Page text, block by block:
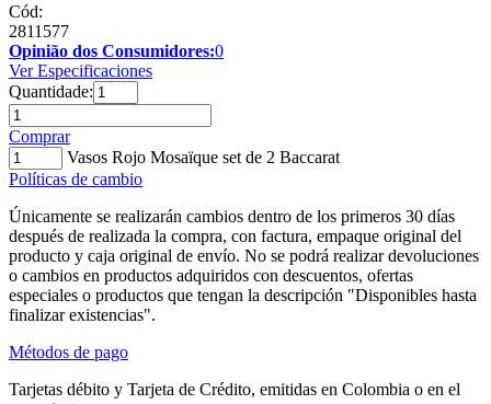
Cód:
2811577
Opinião dos Consumidores:0
Ver Especificaciones
Quantidade:
Comprar
Vasos Rojo Mosaïque set de 2 Baccarat
Políticas de cambio
Únicamente se realizarán cambios dentro de los primeros 30 días
después de realizada la compra, con factura, empaque original del
producto y caja original de envío. No se podrá realizar devoluciones
o cambios en productos adquiridos con descuentos, ofertas
especiales o productos que tengan la descripción "Disponibles hasta
finalizar existencias".
Métodos de pago
Tarjetas débito y Tarjeta de Crédito, emitidas en Colombia o en el